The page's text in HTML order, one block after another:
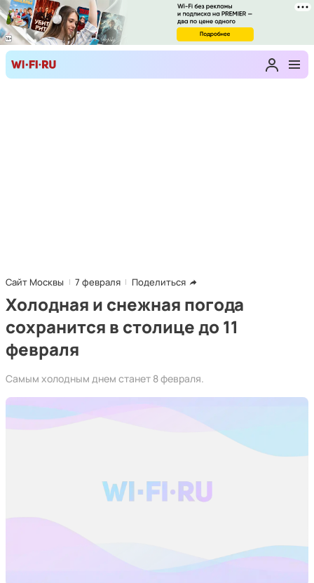
Сайт Москвы 7 февраля Поделиться
Холодная и снежная погода
сохранится в столице до 11
февраля
Самым холодным днем станет 8 февраля.